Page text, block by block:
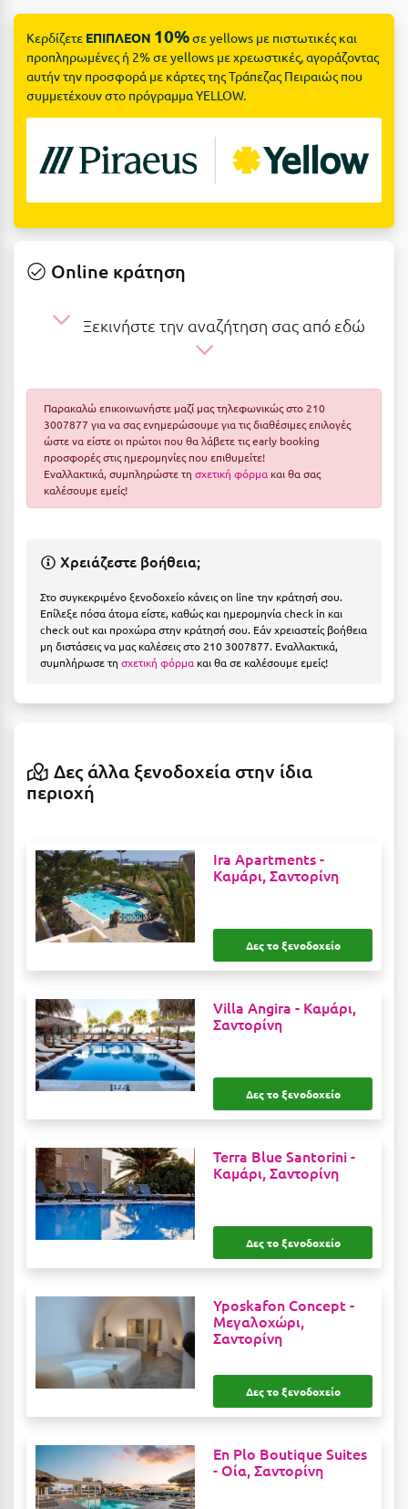
Γαλαξiδι
Γλυφάδα
Γρεβενά
Δελφοί
Διακοπτό
Ελάτη Αρκαδίας
Ελούντα Κρήτης
Ερέτρια
Ερμιόνη
Εύβοια
Ζαγοροχώρια
Ζάκυνθος
Η
Ηράκλειο
Θάσος
Θεσσαλονίκη
Ιεράπετρα
Ιθάκη
Ικαρία
Ίος
Ιωάννινα
Καβάλα
Καλάβρυτα
Καλαμάτα
Κάλυμνος
Καρδάμαινα
Καρδαμύλη
Κερδίζετε ΕΠΙΠΛΕΟΝ 10%σε yellows με πιστωτικές και
προπληρωμένες ή 2% σε yellows με χρεωστικές, αγοράζοντας
αυτήν την προσφορά με κάρτες της Τράπεζας Πειραιώς που
συμμετέχουν στο πρόγραμμα YELLOW.
Online κράτηση
Ξεκινήστε την αναζήτηση σας από εδώ
Παρακαλώ επικοινωνήστε μαζί μας τηλεφωνικώς στο 210
3007877 για να σας ενημερώσουμε για τις διαθέσιμες επιλογές
ώστε να είστε οι πρώτοι που θα λάβετε τις early booking
προσφορές στις ημερομηνίες που επιθυμείτε!
Εναλλακτικά, συμπληρώστε τη σχετική φόρμακαι θα σας
καλέσουμε εμείς!
Χρειάζεστε βοήθεια;
Στο συγκεκριμένο ξενοδοχείο κάνεις on line την κράτησή σου.
Επίλεξε πόσα άτομα είστε, καθώς και ημερομηνία check in και
check out και προχώρα στην κράτησή σου. Εάν χρειαστείς βοήθεια
μη διστάσεις να μας καλέσεις στο 210 3007877. Εναλλακτικά,
συμπλήρωσε τη σχετική φόρμα και θα σε καλέσουμε εμείς!
Δες άλλα ξενοδοχεία στην ίδια
περιοχή
Ira Apartments -
Καμάρι, Σαντορίνη
Δες το ξενοδοχείο
Villa Angira - Καμάρι,
Σαντορίνη
Δες το ξενοδοχείο
Terra Blue Santorini -
Καμάρι, Σαντορίνη
Δες το ξενοδοχείο
Yposkafon Concept -
Μεγαλοχώρι,
Σαντορίνη
Δες το ξενοδοχείο
En Plo Boutique Suites
-Οία, Σαντορίνη